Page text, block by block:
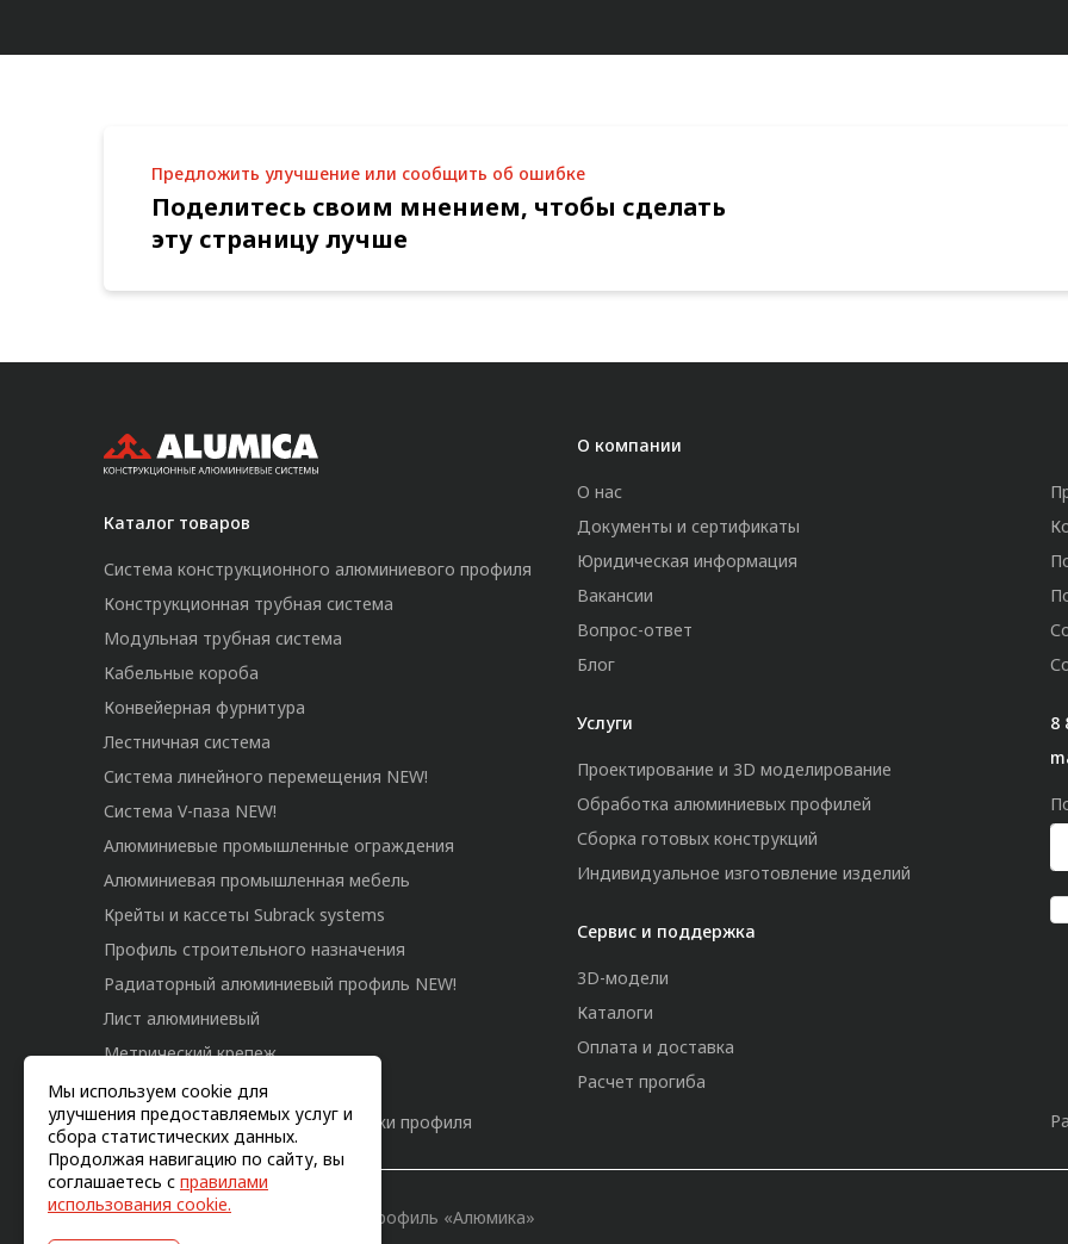
Мы используем cookie для
улучшения предоставляемых услуг и
сбора статистических данных.
Продолжая навигацию по сайту, вы
соглашаетесь с правилами
использования cookie.
Предложить улучшение или сообщить об ошибке
Поделитесь своим мнением, чтобы сделать
эту страницу лучше
Каталог товаров
Система конструкционного алюминиевого профиля
Конструкционная трубная система
Модульная трубная система
Кабельные короба
Конвейерная фурнитура
Лестничная система
Система линейного перемещения NEW!
Система V-паза NEW!
Алюминиевые промышленные ограждения
Алюминиевая промышленная мебель
Крейты и кассеты Subrack systems
Профиль строительного назначения
Радиаторный алюминиевый профиль NEW!
Лист алюминиевый
Метрический крепеж
Конструкции из профиля
Услуги дополнительной обработки профиля
О компании
О нас
Документы и сертификаты
Юридическая информация
Вакансии
Вопрос-ответ
Блог
Услуги
Проектирование и 3D моделирование
Обработка алюминиевых профилей
Сборка готовых конструкций
Индивидуальное изготовление изделий
Сервис и поддержка
3D-модели
Каталоги
Оплата и доставка
Расчет прогиба
8
© 2011-2026, Конструкционный профиль «Алюмика»